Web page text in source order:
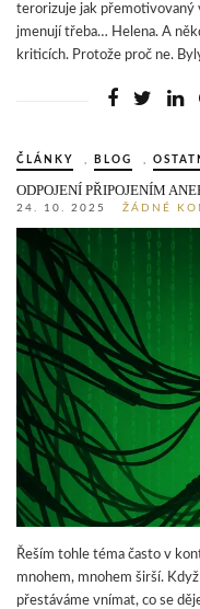
terorizuje jak přemotivovaný
jmenují třeba… Helena. A
kriticích. Protože proč ne.
ČLÁNKY BLOG
ODPOJENÍ PŘIPOJENÍM
24. 10. 2025 ŽÁDNÉ
Řeším tohle téma často v
mnohem, mnohem širší.
přestáváme vnímat, co se